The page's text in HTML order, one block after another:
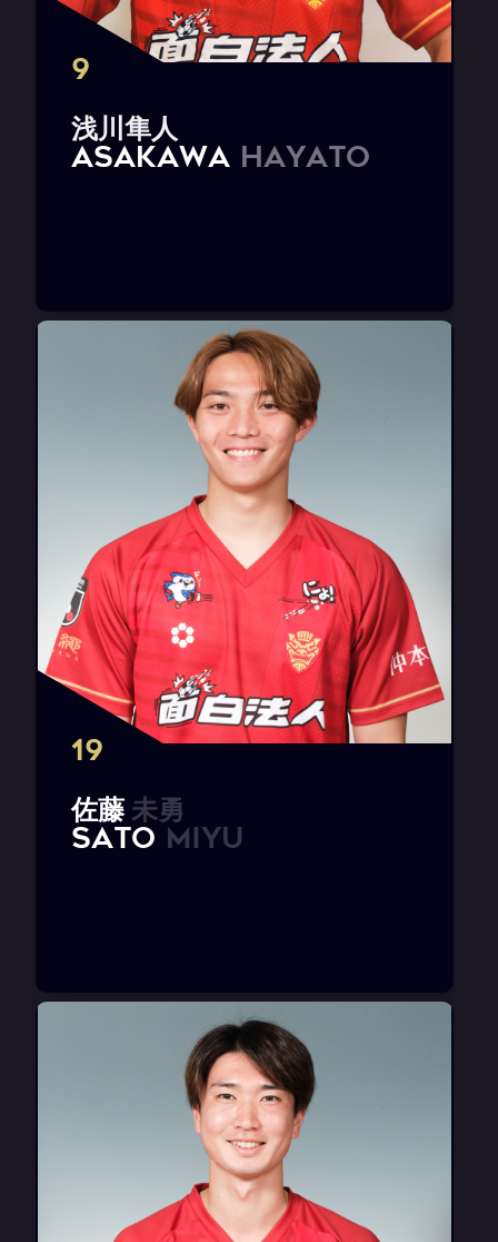
9
浅川隼人
ASAKAWA Hayato
19
佐藤未勇
SATO Miyu